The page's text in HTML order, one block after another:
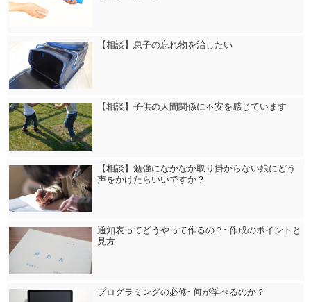
【相談】息子の忘れ物を治したい
【相談】子供の人間関係に不安を感じています
【相談】勉強になかなか取り掛からない娘にどう
声をかけたらいいですか？
通知表ってどうやって作るの？~作成のポイントと
見方
プログラミングの必修~何が学べるのか？